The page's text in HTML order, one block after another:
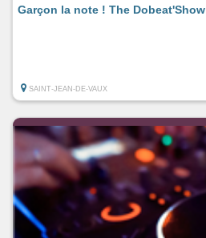
Garçon la note ! The Dobeat'Show
SAINT-JEAN-DE-VAUX